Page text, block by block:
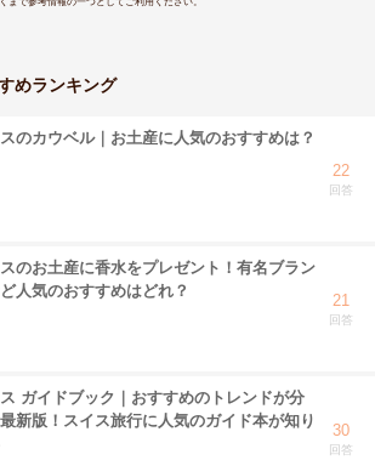
めランキング
のカウベル｜お土産に人気のおすすめは？
22
回答
のお土産に香水をプレゼント！有名ブラン
ど人気のおすすめはどれ？
21
回答
ガイドブック｜おすすめのトレンドが分
新版！スイス旅行に人気のガイド本が知り
30
回答